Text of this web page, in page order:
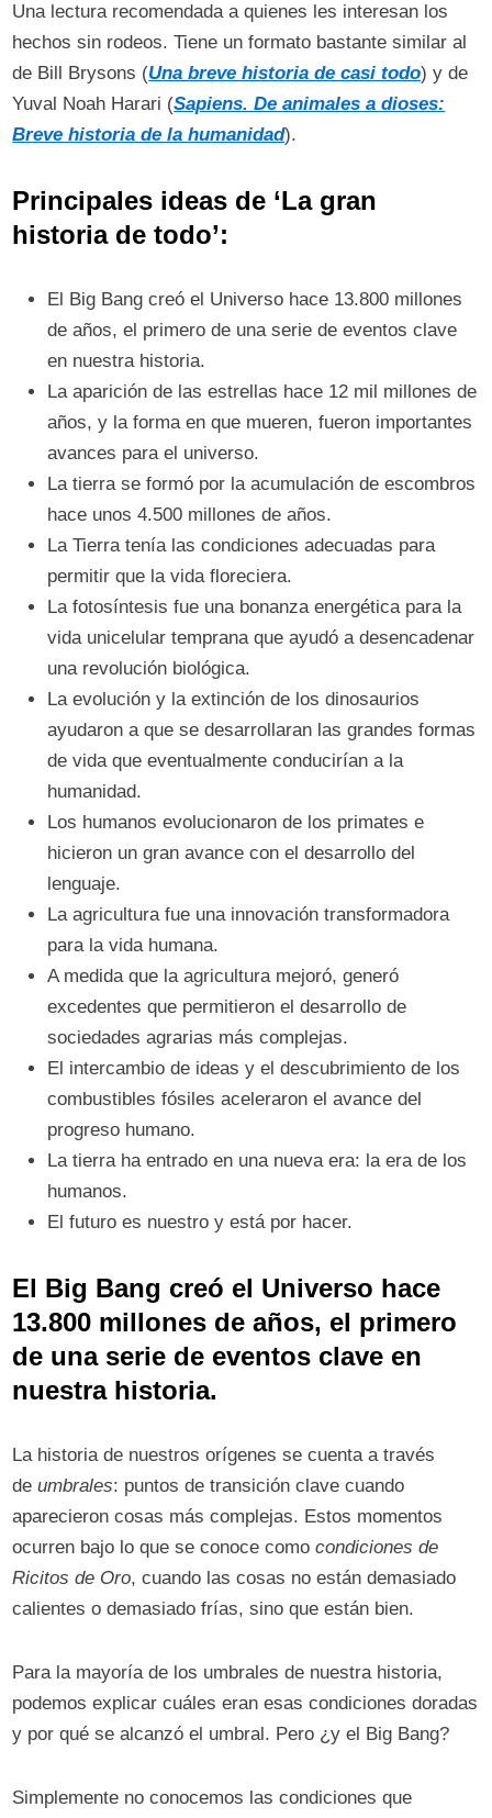
Una lectura recomendada a quienes les interesan los
hechos sin rodeos. Tiene un formato bastante similar al
de Bill Brysons (Una breve historia de casi todo) y de
Yuval Noah Harari (Sapiens. De animales a dioses:
Breve historia de la humanidad).
Principales ideas de ‘La gran
historia de todo’:
El Big Bang creó el Universo hace 13.800 millones
de años, el primero de una serie de eventos clave
en nuestra historia.
La aparición de las estrellas hace 12 mil millones de
años, y la forma en que mueren, fueron importantes
avances para el universo.
La tierra se formó por la acumulación de escombros
hace unos 4.500 millones de años.
La Tierra tenía las condiciones adecuadas para
permitir que la vida floreciera.
La fotosíntesis fue una bonanza energética para la
vida unicelular temprana que ayudó a desencadenar
una revolución biológica.
La evolución y la extinción de los dinosaurios
ayudaron a que se desarrollaran las grandes formas
de vida que eventualmente conducirían a la
humanidad.
Los humanos evolucionaron de los primates e
hicieron un gran avance con el desarrollo del
lenguaje.
La agricultura fue una innovación transformadora
para la vida humana.
A medida que la agricultura mejoró, generó
excedentes que permitieron el desarrollo de
sociedades agrarias más complejas.
El intercambio de ideas y el descubrimiento de los
combustibles fósiles aceleraron el avance del
progreso humano.
La tierra ha entrado en una nueva era: la era de los
humanos.
El futuro es nuestro y está por hacer.
El Big Bang creó el Universo hace
13.800 millones de años, el primero
de una serie de eventos clave en
nuestra historia.
La historia de nuestros orígenes se cuenta a través
deumbrales: puntos de transición clave cuando
aparecieron cosas más complejas. Estos momentos
ocurren bajo lo que se conoce comocondiciones de
Ricitos de Oro, cuando las cosas no están demasiado
calientes o demasiado frías, sino que están bien.
Para la mayoría de los umbrales de nuestra historia,
podemos explicar cuáles eran esas condiciones doradas
y por qué se alcanzó el umbral. Pero ¿y el Big Bang?
Simplemente no conocemos las condiciones que